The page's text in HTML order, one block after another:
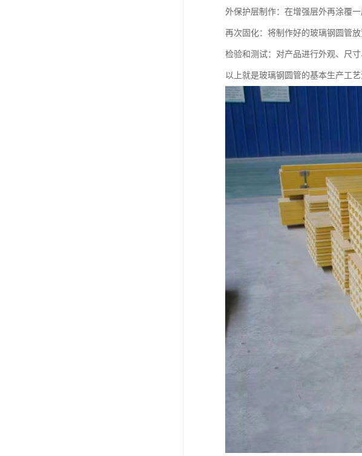
外保护层制作：在增强层外再涂覆
再次固化：将制作好的玻璃钢圆管
检验和测试：对产品进行外观、尺
以上就是玻璃钢圆管的基本生产工